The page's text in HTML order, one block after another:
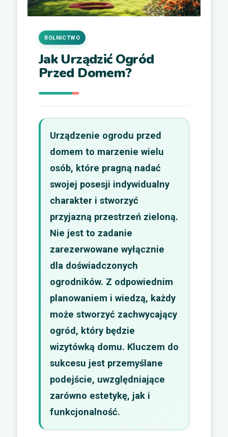
Jak Urządzić Ogród
Przed Domem?
ROLNICTWO
Urządzenie ogrodu przed
domem to marzenie wielu
osób, które pragną nadać
swojej posesji indywidualny
charakter i stworzyć
przyjazną przestrzeń zieloną.
Nie jest to zadanie
zarezerwowane wyłącznie
dla doświadczonych
ogrodników. Z odpowiednim
planowaniem i wiedzą, każdy
może stworzyć zachwycający
ogród, który będzie
wizytówką domu. Kluczem do
sukcesu jest przemyślane
podejście, uwzględniające
zarówno estetykę, jak i
funkcjonalność.